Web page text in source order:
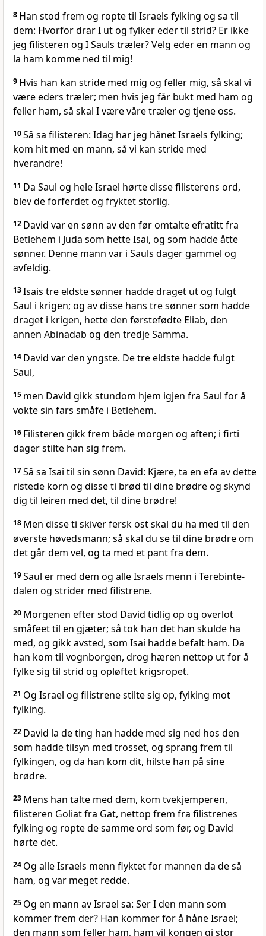
8 Han stod frem og ropte til Israels fylking og sa til
dem: Hvorfor drar I ut og fylker eder til strid? Er ikke
jeg filisteren og I Sauls træler? Velg eder en mann og
la ham komme ned til mig!
9 Hvis han kan stride med mig og feller mig, så skal vi
være eders træler; men hvis jeg får bukt med ham og
feller ham, så skal I være våre træler og tjene oss.
10Så sa filisteren: Idag har jeg hånet Israels fylking;
kom hit med en mann, så vi kan stride med
hverandre!
11 Da Saul og hele Israel hørte disse filisterens ord,
blev de forferdet og fryktet storlig.
12 David var en sønn av den før omtalte efratitt fra
Betlehem i Juda som hette Isai, og som hadde åtte
sønner. Denne mann var i Sauls dager gammel og
avfeldig.
13Isais tre eldste sønner hadde draget ut og fulgt
Saul i krigen; og av disse hans tre sønner som hadde
draget i krigen, hette den førstefødte Eliab, den
annen Abinadab og den tredje Samma.
14 David var den yngste. De tre eldste hadde fulgt
Saul,
15 men David gikk stundom hjem igjen fra Saul for å
vokte sin fars småfe i Betlehem.
16 Filisteren gikk frem både morgen og aften; i firti
dager stilte han sig frem.
17Så sa Isai til sin sønn David: Kjære, ta en efa av dette
ristede korn og disse ti brød til dine brødre og skynd
dig til leiren med det, til dine brødre!
18 Men disse ti skiver fersk ost skal du ha med til den
øverste høvedsmann; så skal du se til dine brødre om
det går dem vel, og ta med et pant fra dem.
19Saul er med dem og alle Israels menn i Terebinte-
dalen og strider med filistrene.
20 Morgenen efter stod David tidlig op og overlot
småfeet til en gjæter; så tok han det han skulde ha
med, og gikk avsted, som Isai hadde befalt ham. Da
han kom til vognborgen, drog hæren nettop ut for å
fylke sig til strid og opløftet krigsropet.
21 Og Israel og filistrene stilte sig op, fylking mot
fylking.
22 David la de ting han hadde med sig ned hos den
som hadde tilsyn med trosset, og sprang frem til
fylkingen, og da han kom dit, hilste han på sine
brødre.
23 Mens han talte med dem, kom tvekjemperen,
filisteren Goliat fra Gat, nettop frem fra filistrenes
fylking og ropte de samme ord som før, og David
hørte det.
24 Og alle Israels menn flyktet for mannen da de så
ham, og var meget redde.
25 Og en mann av Israel sa: Ser I den mann som
kommer frem der? Han kommer for å håne Israel;
den mann som feller ham, ham vil kongen gi stor